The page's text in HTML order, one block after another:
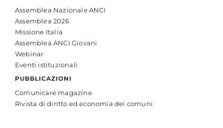
Assemblea Nazionale ANCI
Assemblea 2026
Missione Italia
Assemblea ANCI Giovani
Webinar
Eventi istituzionali
PUBBLICAZIONI
Comunicare magazine
Rivista di diritto ed economia dei comuni